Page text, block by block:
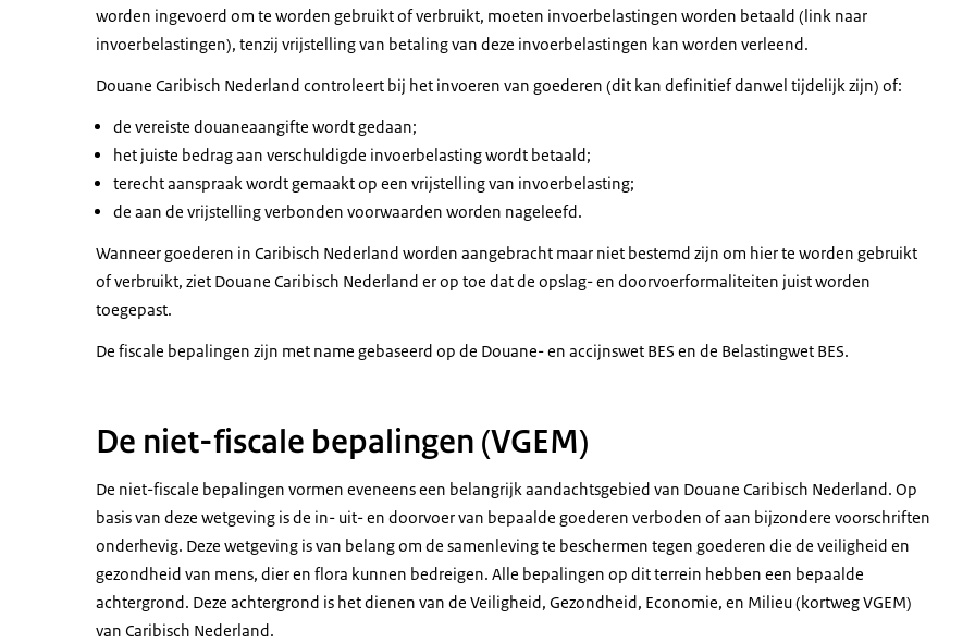
worden ingevoerd om te worden gebruikt of verbruikt, moeten invoerbelastingen worden betaald (link naar
invoerbelastingen), tenzij vrijstelling van betaling van deze invoerbelastingen kan worden verleend.
Douane Caribisch Nederland controleert bij het invoeren van goederen (dit kan definitief danwel tijdelijk zijn) of:
de vereiste douaneaangifte wordt gedaan;
het juiste bedrag aan verschuldigde invoerbelasting wordt betaald;
terecht aanspraak wordt gemaakt op een vrijstelling van invoerbelasting;
de aan de vrijstelling verbonden voorwaarden worden nageleefd.
Wanneer goederen in Caribisch Nederland worden aangebracht maar niet bestemd zijn om hier te worden gebruikt
of verbruikt, ziet Douane Caribisch Nederland er op toe dat de opslag- en doorvoerformaliteiten juist worden
toegepast.
De fiscale bepalingen zijn met name gebaseerd op de Douane- en accijnswet BES en de Belastingwet BES.
De niet-fiscale bepalingen (VGEM)
De niet-fiscale bepalingen vormen eveneens een belangrijk aandachtsgebied van Douane Caribisch Nederland. Op
basis van deze wetgeving is de in- uit- en doorvoer van bepaalde goederen verboden of aan bijzondere voorschriften
onderhevig. Deze wetgeving is van belang om de samenleving te beschermen tegen goederen die de veiligheid en
gezondheid van mens, dier en flora kunnen bedreigen. Alle bepalingen op dit terrein hebben een bepaalde
achtergrond. Deze achtergrond is het dienen van de Veiligheid, Gezondheid, Economie, en Milieu (kortweg VGEM)
van Caribisch Nederland.